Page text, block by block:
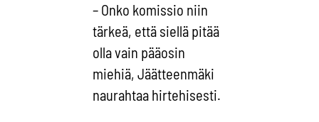
– Onko komissio niin
tärkeä, että siellä pitää
olla vain pääosin
miehiä, Jäätteenmäki
naurahtaa hirtehisesti.